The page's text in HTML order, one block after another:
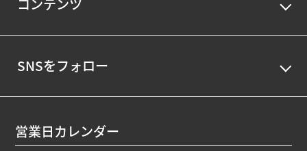
コンテンツ
SNSをフォロー
営業日カレンダー